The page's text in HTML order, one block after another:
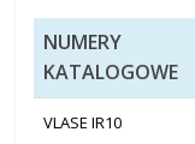
NUMERY
KATALOGOWE
VLASE IR10